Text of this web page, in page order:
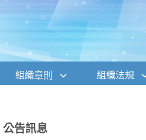
組織章則 組織法規
公告訊息